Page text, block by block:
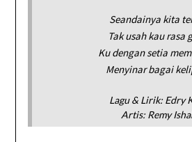
Seandainya kita
Tak usah kau rasa
Ku dengan setia
Menyinar bagai
Lagu & Lirik: Edry
Artis: Remy